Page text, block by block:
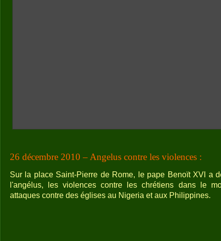
26 décembre 2010 – Angelus contre les violences :
Sur la place Saint-Pierre de Rome, le pape Benoït XVI a
l'angélus, les violences contre les chrétiens dans le
attaques contre des églises au Nigeria et aux Philippines.